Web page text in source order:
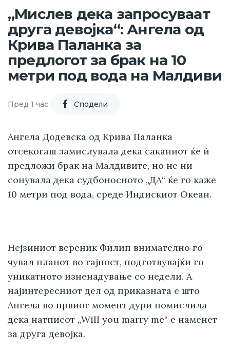
„Мислев дека запросуваат
друга девојка“: Ангела од
Крива Паланка за
предлогот за брак на 10
метри под вода на Малдиви
Пред 1 час Cподели
Ангела Додевска од Крива Паланка
отсекогаш замислувала дека саканиот ќе ѝ
предложи брак на Малдивите, но не ни
сонувала дека судбоносното „ДА“ ќе го каже
10 метри под вода, среде Индискиот Океан.
Нејзиниот вереник Филип внимателно го
чувал планот во тајност, подготвувајќи го
уникатното изненадување со недели. А
најинтересниот дел од приказната е што
Ангела во првиот момент дури помислила
дека натписот „Will you marry me“ е наменет
за друга девојка.